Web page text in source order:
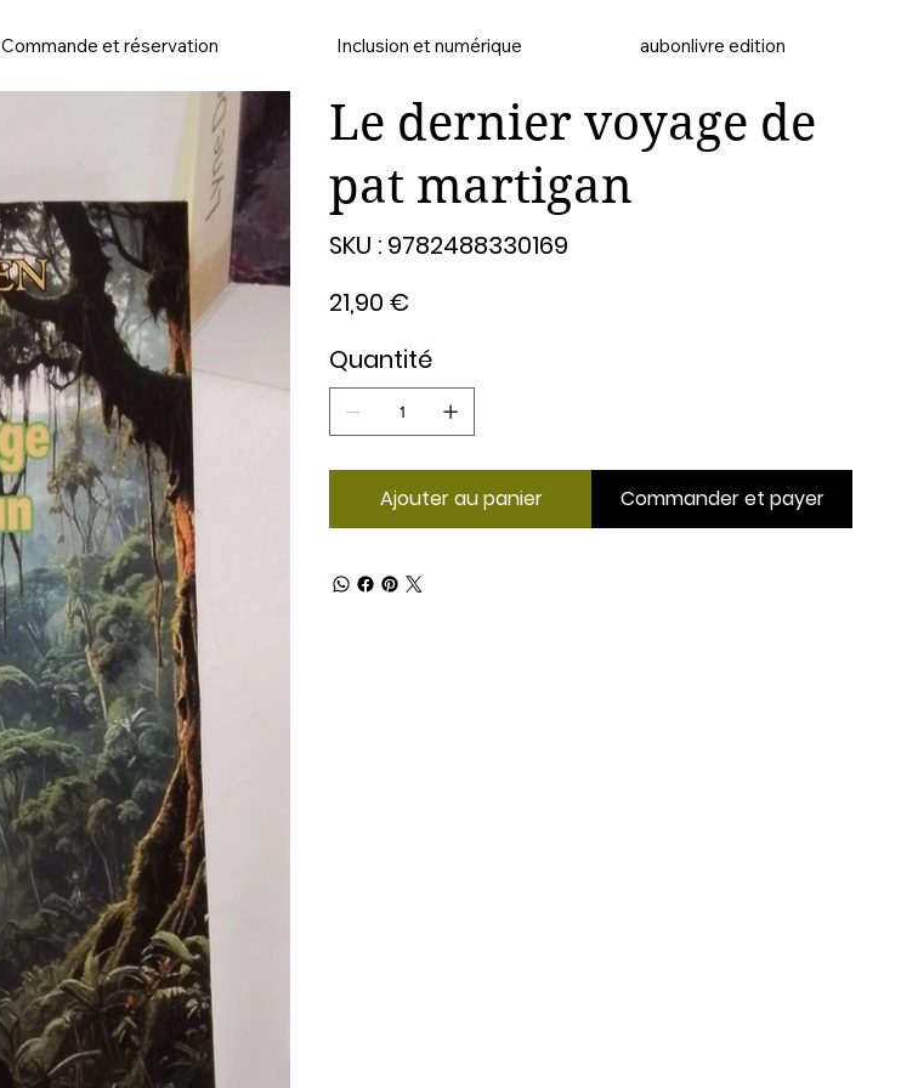
Commande et réservation Inclusion et numérique aubonlivre edition
Le dernier voyage de
pat martigan
SKU : 9782488330169
9782488330169
21,90 €
Quantité
Ajouter au panier Commander et payer